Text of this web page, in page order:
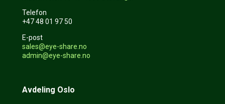
Telefon
+47 48 01 97 50
E-post
sales@eye-share.no
admin@eye-share.no
Avdeling Oslo